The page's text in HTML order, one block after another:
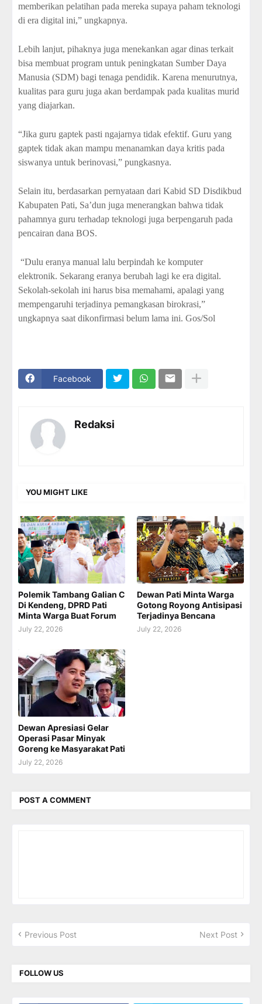
memberikan pelatihan pada mereka supaya paham teknologi
di era digital ini,” ungkapnya.
Lebih lanjut, pihaknya juga menekankan agar dinas terkait
bisa membuat program untuk peningkatan Sumber Daya
Manusia (SDM) bagi tenaga pendidik. Karena menurutnya,
kualitas para guru juga akan berdampak pada kualitas murid
yang diajarkan.
“Jika guru gaptek pasti ngajarnya tidak efektif. Guru yang
gaptek tidak akan mampu menanamkan daya kritis pada
siswanya untuk berinovasi,” pungkasnya.
Selain itu, berdasarkan pernyataan dari Kabid SD Disdikbud
Kabupaten Pati, Sa’dun juga menerangkan bahwa tidak
pahamnya guru terhadap teknologi juga berpengaruh pada
pencairan dana BOS.
“Dulu eranya manual lalu berpindah ke komputer
elektronik. Sekarang eranya berubah lagi ke era digital.
Sekolah-sekolah ini harus bisa memahami, apalagi yang
mempengaruhi terjadinya pemangkasan birokrasi,”
ungkapnya saat dikonfirmasi belum lama ini. Gos/Sol
Facebook
Redaksi
YOU MIGHT LIKE
Polemik Tambang Galian C
Di Kendeng, DPRD Pati
Minta Warga Buat Forum
July 22, 2026
Dewan Pati Minta Warga
Gotong Royong Antisipasi
Terjadinya Bencana
July 22, 2026
Dewan Apresiasi Gelar
Operasi Pasar Minyak
Goreng ke Masyarakat Pati
July 22, 2026
POST A COMMENT
Previous Post Next Post
FOLLOW US